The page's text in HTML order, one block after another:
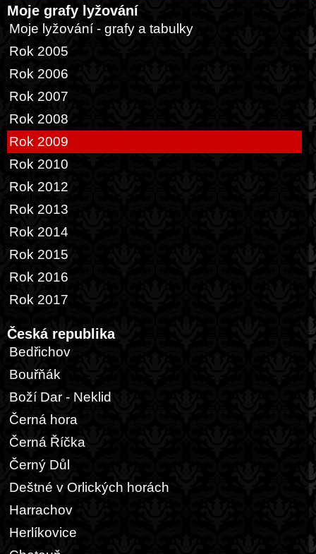
Moje grafy lyžování
Moje lyžování - grafy a tabulky
Rok 2005
Rok 2006
Rok 2007
Rok 2008
Rok 2009
Rok 2010
Rok 2012
Rok 2013
Rok 2014
Rok 2015
Rok 2016
Rok 2017
Česká republika
Bedřichov
Bouřňák
Boží Dar - Neklid
Černá hora
Černá Říčka
Černý Důl
Deštné v Orlických horách
Harrachov
Herlíkovice